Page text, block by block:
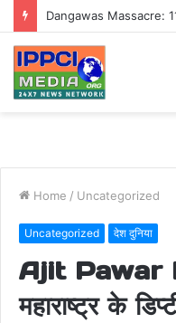
Home / Uncategorized
Uncategorized देश दुनिया
Ajit Pawar
महाराष्ट्र के